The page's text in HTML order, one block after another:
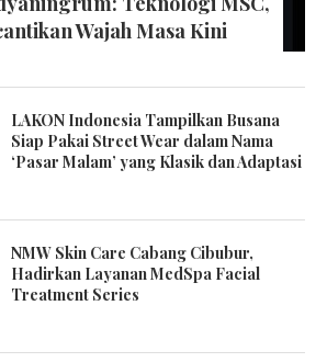
Wajah Masa Kini
LAKON Indonesia Tampilkan Busana
Siap Pakai Street Wear dalam Nama
‘Pasar Malam’ yang Klasik dan Adaptasi
NMW Skin Care Cabang Cibubur,
Hadirkan Layanan MedSpa Facial
Treatment Series